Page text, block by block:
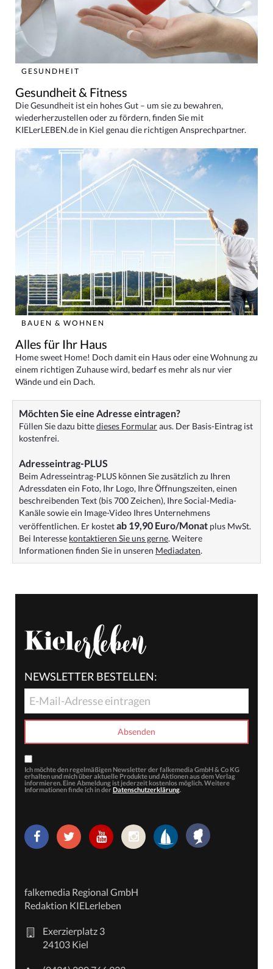
GESUNDHEIT
Gesundheit & Fitness
Die Gesundheit ist ein hohes Gut – um sie zu bewahren,
wiederherzustellen oder zu fördern, finden Sie mit
KIELerLEBEN.de in Kiel genau die richtigen Ansprechpartner.
BAUEN & WOHNEN
Alles für Ihr Haus
Home sweet Home! Doch damit ein Haus oder eine Wohnung zu
einem richtigen Zuhause wird, bedarf es mehr als nur vier
Wände und ein Dach.
Möchten Sie eine Adresse eintragen?
Füllen Sie dazu bittedieses Formularaus. Der Basis-Eintrag ist
kostenfrei.
Adresseintrag-PLUS
Beim Adresseintrag-PLUS können Sie zusätzlich zu Ihren
Adressdaten ein Foto, Ihr Logo, Ihre Öffnungszeiten, einen
beschreibenden Text (bis 700 Zeichen), Ihre Social-Media-
Kanäle sowie ein Image-Video Ihres Unternehmens
veröffentlichen. Er kostetab 19,90 Euro/Monat plus MwSt.
Bei Interesse kontaktieren Sie uns gerne. Weitere
Informationen finden Sie in unseren Mediadaten.
NEWSLETTER BESTELLEN:
Ich möchte den regelmäßigen Newsletter der falkemedia GmbH & Co KG
erhalten und mich über aktuelle Produkte und Aktionen aus dem Verlag
informieren. Eine Abmeldung ist jederzeit kostenlos möglich. Weitere
Informationen finde ich in der Datenschutzerklärung.
falkemedia Regional GmbH
Redaktion KIELerleben
Exerzierplatz 3
24103 Kiel